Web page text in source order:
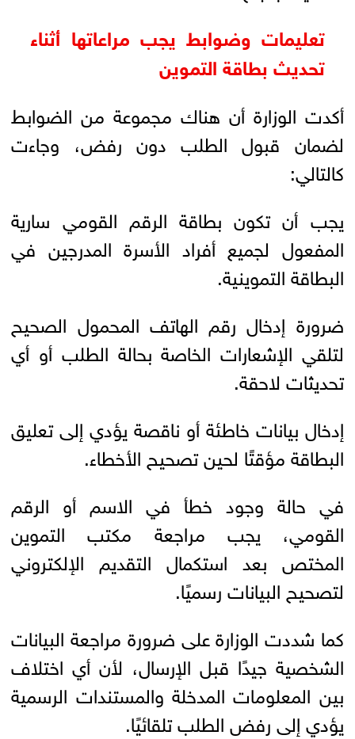
تعليمات وضوابط يجب مراعاتها أثناء
تحديث بطاقة التموين
أكدت الوزارة أن هناك مجموعة من الضوابط
لضمان قبول الطلب دون رفض، وجاءت
كالتالي:
يجب أن تكون بطاقة الرقم القومي سارية
المفعول لجميع أفراد الأسرة المدرجين في
البطاقة التموينية.
ضرورة إدخال رقم الهاتف المحمول الصحيح
لتلقي الإشعارات الخاصة بحالة الطلب أو أي
تحديثات لاحقة.
إدخال بيانات خاطئة أو ناقصة يؤدي إلى تعليق
البطاقة مؤقتًا لحين تصحيح الأخطاء.
في حالة وجود خطأ في الاسم أو الرقم
القومي، يجب مراجعة مكتب التموين
المختص بعد استكمال التقديم الإلكتروني
لتصحيح البيانات رسميًا.
كما شددت الوزارة على ضرورة مراجعة البيانات
الشخصية جيدًا قبل الإرسال، لأن أي اختلاف
بين المعلومات المدخلة والمستندات الرسمية
يؤدي إلى رفض الطلب تلقائيًا.